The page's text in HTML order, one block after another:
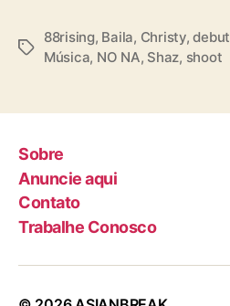
T
88rising, Baila, Christy,debut
Música, NO NA, Shaz, shoot
Sobre
Anuncie aqui
Contato
Trabalhe Conosco